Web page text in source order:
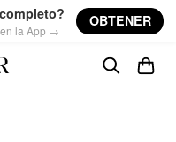
la App →
OBTENER